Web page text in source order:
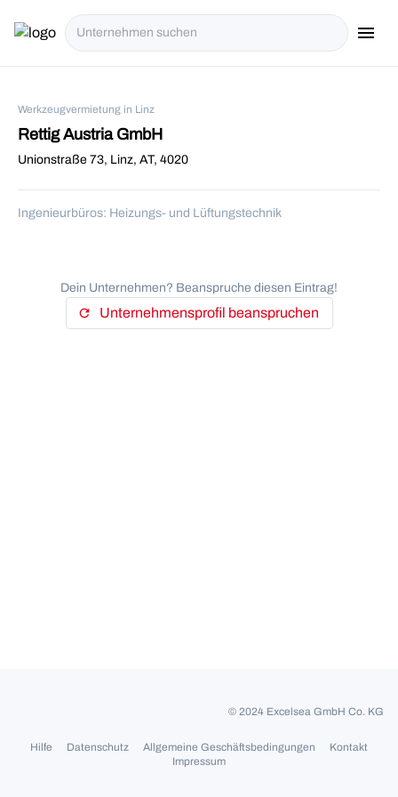
menu
Werkzeugvermietung in Linz
Rettig Austria GmbH
Unionstraße 73, Linz, AT, 4020
Ingenieurbüros: Heizungs- und Lüftungstechnik
Dein Unternehmen? Beanspruche diesen Eintrag!
refresh Unternehmensprofil beanspruchen
© 2024 Excelsea GmbH Co. KG
Hilfe Datenschutz Allgemeine Geschäftsbedingungen
Kontakt
Impressum